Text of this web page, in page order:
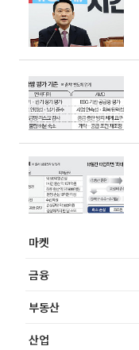
마켓
금융
부동산
산업